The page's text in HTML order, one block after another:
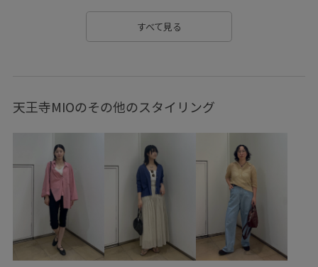
トレンド ドロストデザイン
バランスが取りやすい フリル フリンジ
ペプラム ボリューム感 マルチに活躍 ミュール
モチーフ リラックススタイル ワンピース
ヴィンテージ 別注アイテム 合わせやすい
大人カジュアル 天然素材 幅広
快適なはき心地 撥水加工 普段使い
すべて見る
天王寺MIOのその他のスタイリング